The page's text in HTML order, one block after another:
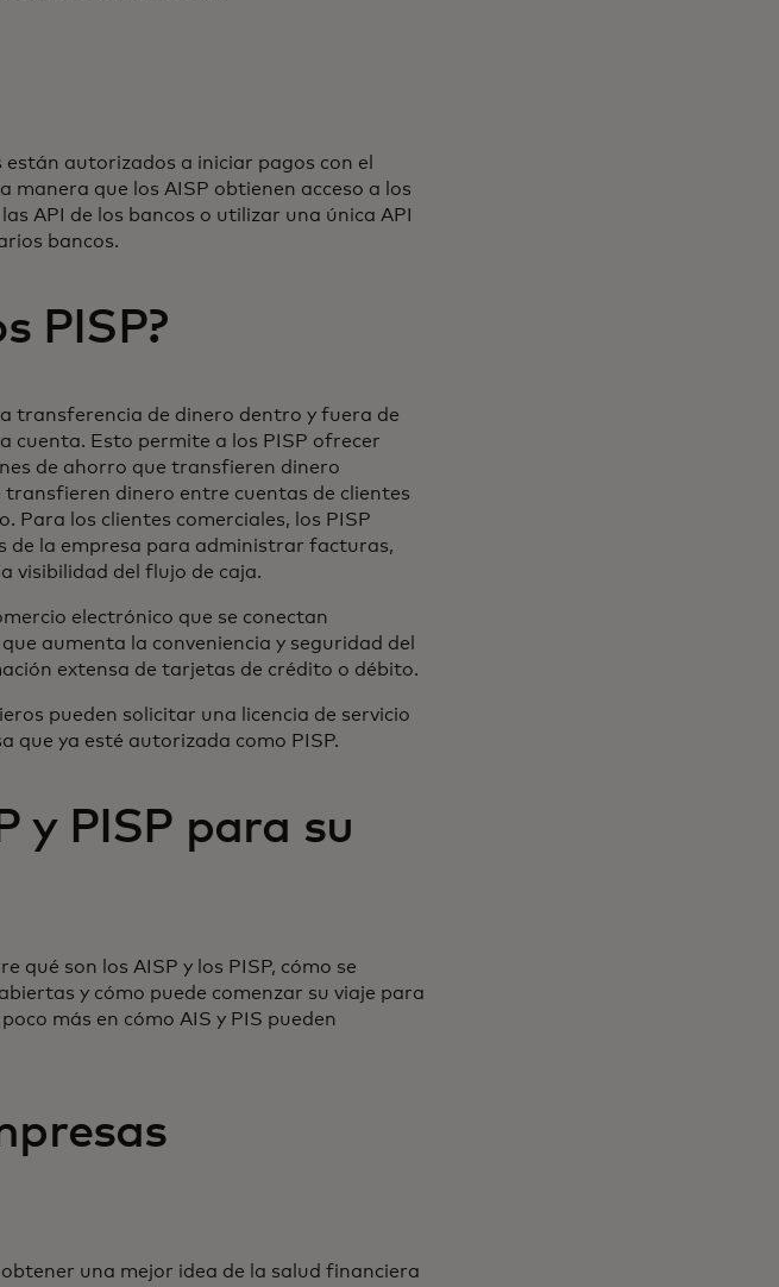
están autorizados a iniciar pagos con el
que los AISP obtienen acceso a los
API de los bancos o utilizar una única API
bancos.
PISP?
transferencia de dinero dentro y fuera de
cuenta. Esto permite a los PISP ofrecer
de ahorro que transfieren dinero
dinero entre cuentas de clientes
Para los clientes comerciales, los PISP
de la empresa para administrar facturas,
visibilidad del flujo de caja.
electrónico que se conectan
aumenta la conveniencia y seguridad del
extensa de tarjetas de crédito o débito.
pueden solicitar una licencia de servicio
que ya esté autorizada como PISP.
y PISP para su
qué son los AISP y los PISP, cómo se
y cómo puede comenzar su viaje para
más en cómo AIS y PIS pueden
una mejor idea de la salud financiera